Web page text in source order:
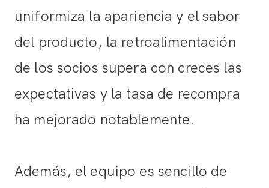
uniformiza la apariencia y el sabor
del producto, la retroalimentación
de los socios supera con creces las
expectativas y la tasa de recompra
ha mejorado notablemente.
Además, el equipo es sencillo de